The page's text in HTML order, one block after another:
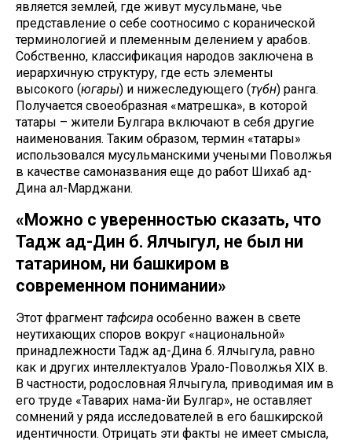
является землей, где живут мусульмане, чье
представление о себе соотносимо с коранической
терминологией и племенным делением у арабов.
Собственно, классификация народов заключена в
иерархичную структуру, где есть элементы
высокого (югары) и нижеследующего (түбән) ранга.
Получается своеобразная «матрешка», в которой
татары – жители Булгара включают в себя другие
наименования. Таким образом, термин «татары»
использовался мусульманскими учеными Поволжья
в качестве самоназвания еще до работ Шихаб ад-
Дина ал-Марджани.
«Можно с уверенностью сказать, что
Тадж ад-Дин б. Ялчыгул, не был ни
татарином, ни башкиром в
современном понимании»
Этот фрагмент тафсира особенно важен в свете
неутихающих споров вокруг «национальной»
принадлежности Тадж ад-Дина б. Ялчыгула, равно
как и других интеллектуалов Урало-Поволжья XIX в.
В частности, родословная Ялчыгула, приводимая им в
его труде «Таварих нама-йи Булгар», не оставляет
сомнений у ряда исследователей в его башкирской
идентичности. Отрицать эти факты не имеет смысла,